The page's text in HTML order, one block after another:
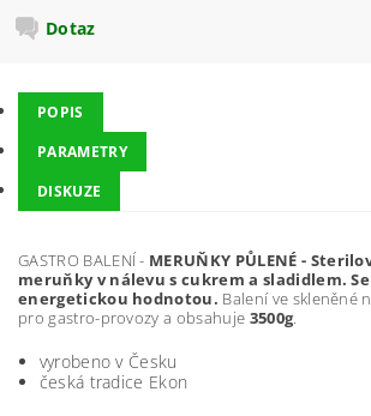
Dotaz
POPIS
PARAMETRY
DISKUZE
GASTRO BALENÍ - MERUŇKY PŮLENÉ -
meruňky v nálevu s cukrem a sladidlem.
energetickou hodnotou. Balení ve skleněné
pro gastro-provozy a obsahuje 3500g.
vyrobeno v Česku
česká tradice Ekon